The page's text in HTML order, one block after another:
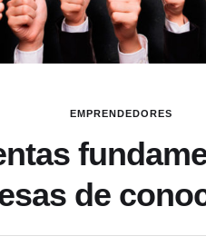
EMPRENDEDORES
de